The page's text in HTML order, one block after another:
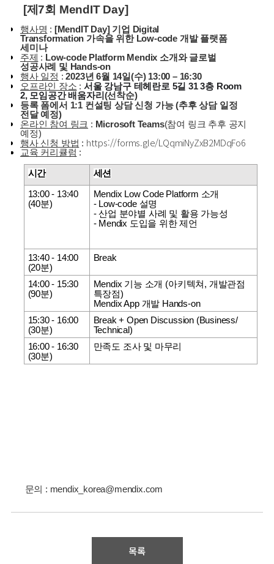
[제7회 MendIT Day]
행사명 : [MendIT Day] 기업
Digital
Transformation 가속을 위한Low-code 개발 플랫폼
세미나
주제 : Low-code Platform Mendix 소개와 글로벌
성공사례 및 Hands-on
행사 일정 :2023년 6월 14일(수) 13:00 –16:30
오프라인 장소 : 서울 강남구 테헤란로 5길 313층Room
2, 모임공간 배움자리 (선착순)
등록 폼에서 1:1 컨설팅 상담 신청 가능(추후 상담 일정
전달 예정)
온라인 참여 링크 : Microsoft Teams(참여 링크 추후 공지
예정)
행사 신청 방법 : https://forms.gle/LQqmiNyZxB2MDqFo6
교육 커리큘럼 :
시간 세션
13:00 - 13:40
(40분)
Mendix Low Code Platform 소개
- Low-code 설명
-산업 분야별 사례 및 활용 가능성
- Mendix 도입을 위한 제언
13:40 - 14:00
(20분)
Break
14:00 - 15:30
(90분)
Mendix 기능 소개 (아키텍쳐 , 개발관점
특장점)
Mendix App 개발 Hands-on
15:30 - 16:00
(30분)
Break + Open Discussion (Business/
Technical)
16:00 - 16:30
(30분)
만족도 조사 및 마무리
문의 : mendix_korea@mendix.com
목록